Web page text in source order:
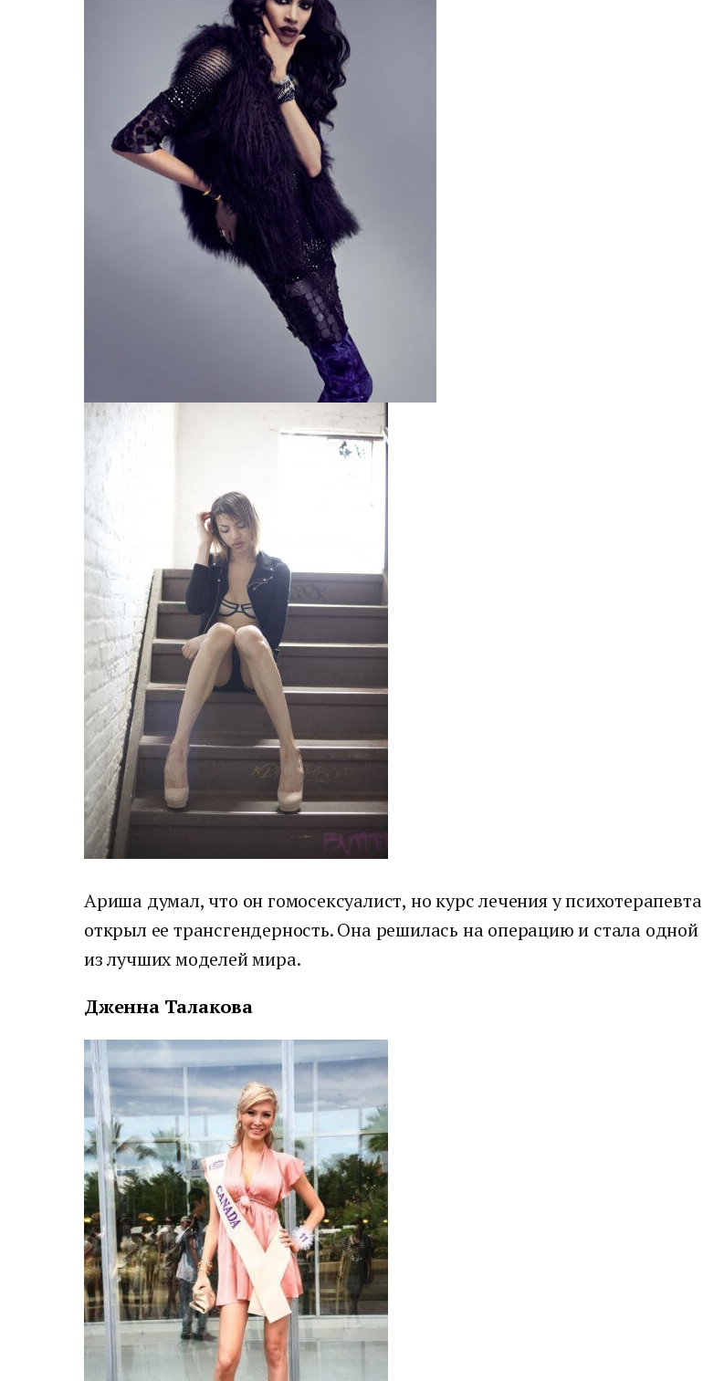
Ариша думал, что он гомосексуалист, но курс лечения у психотерапевта
открыл ее трансгендерность. Она решилась на операцию и стала одной
из лучших моделей мира.
Дженна Талакова